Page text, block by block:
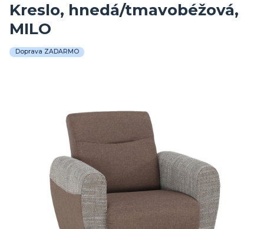
Kreslo, hnedá/tmavobéžová,
MILO
Doprava ZADARMO